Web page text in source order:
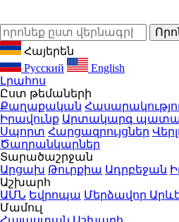
Հայերեն
Русский
English
Լրահոս
Ըստ թեմաների
Քաղաքական
Իրավունք Արտակարգ
Սպորտ Հարցազրույցներ
Ծաղրանկարներ
Տարածաշրջան
Արցախ Թուրքիա Ադրբեջան
Աշխարհ
ԱՄՆ Եվրոպա Մերձավոր
Մամուլ